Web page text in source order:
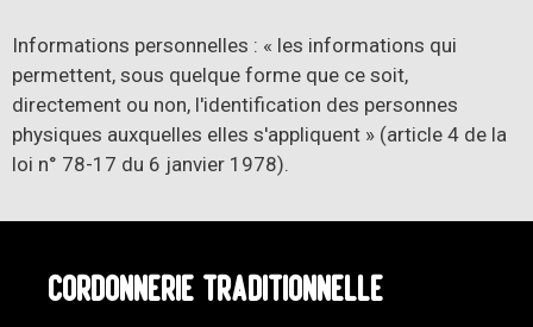
Informations personnelles : « les informations qui
permettent, sous quelque forme que ce soit,
directement ou non, l'identification des personnes
physiques auxquelles elles s'appliquent » (article 4 de la
loi n° 78-17 du 6 janvier 1978).
Cordonnerie Traditionnelle